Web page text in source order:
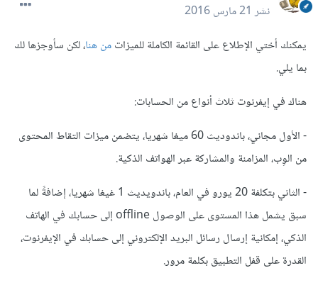
نشر21 مارس 2016
يمكنك أختي الإطلاع على القائمة الكاملة للميزاتمن هنا، لكن سأوجزها لك
بما يلي.
هناك في إيفرنوت ثلاث أنواع من الحسابات:
- الأول مجاني، باندوديث 60 ميغا شهريا، يتضمن ميزات التقاط المحتوى
من الوِب، المزامنة والمشاركة عبر الهواتف الذكية.
- الثاني بتكلفة 20 يورو في العام، باندويديث 1 غيغا شهريا، إضافةً لما
سبق يشمل هذا المستوى على الوصول offline إلى حسابك في الهاتف
الذكي، إمكانية إرسال رسائل البريد الإلكتروني إلى حسابك في الإيفرنوت،
القدرة على قفل التطبيق بكلمة مرور.